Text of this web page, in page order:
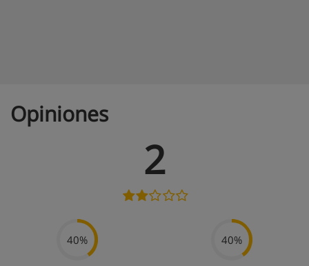
Opiniones
2
40% 40%